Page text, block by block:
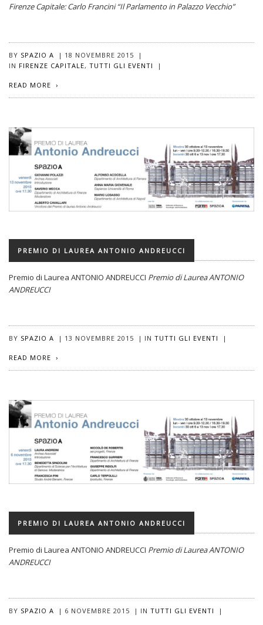
Firenze Capitale: Carlo Francini “Il Parlamento in Palazzo Vecchio”
BY SPAZIO A | 18 NOVEMBRE 2015
|
IN FIRENZE CAPITALE, TUTTI GLI EVENTI |
READ MORE
PREMIO DI LAUREA ANTONIO ANDREUCCI
Premio di Laurea ANTONIO ANDREUCCI Premio di Laurea ANTONIO
ANDREUCCI
BY SPAZIO A | 13 NOVEMBRE 2015 | IN TUTTI GLI EVENTI |
READ MORE
PREMIO DI LAUREA ANTONIO ANDREUCCI
Premio di Laurea ANTONIO ANDREUCCI Premio di Laurea ANTONIO
ANDREUCCI
BY SPAZIO A | 6 NOVEMBRE 2015 | IN TUTTI GLI EVENTI |